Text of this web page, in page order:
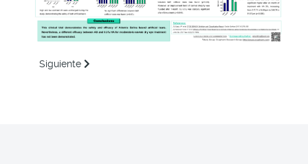
Artículo siguiente: Classification of Meibomian gland
Siguiente